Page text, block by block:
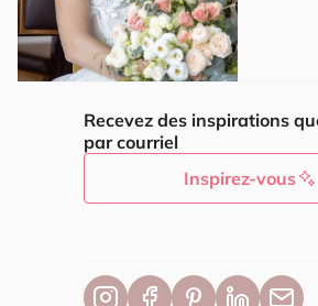
Recevez des inspirations
par courriel
Inspirez-vous